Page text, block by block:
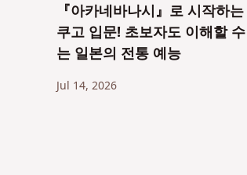
『아카네바나시』로 시작하
쿠고 입문! 초보자도 이해할
는 일본의 전통 예능
Jul 14, 2026